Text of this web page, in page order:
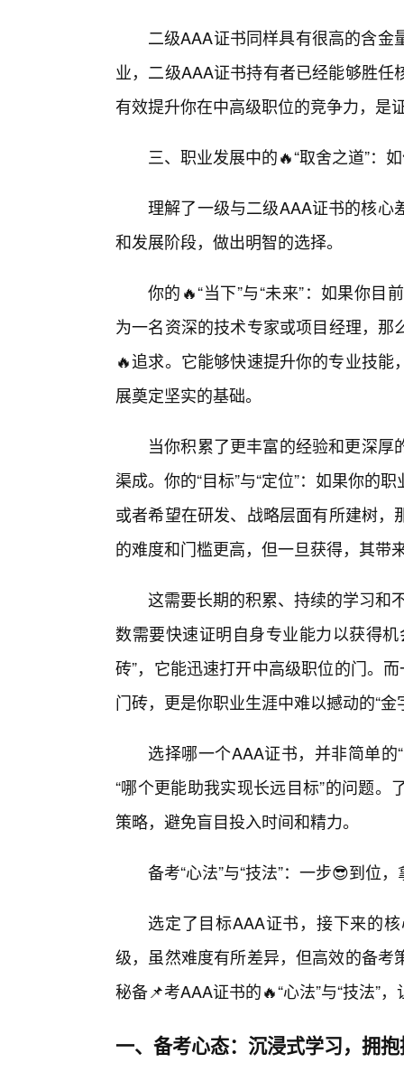
二级AAA证书同样具有很高的含
业，二级AAA证书持有者已经能够胜
有效提升你在中高级职位的竞争力，是
三、职业发展中的🔥“取舍之道”：
理解了一级与二级AAA证书的核心
和发展阶段，做出明智的选择。
你的🔥“当下”与“未来”：如果你
为一名资深的技术专家或项目经理，
🔥追求。它能够快速提升你的专业技
展奠定坚实的基础。
当你积累了更丰富的经验和更深
渠成。你的“目标”与“定位”：如果你的
或者希望在研发、战略层面有所建树
的难度和门槛更高，但一旦获得，其带
这需要长期的积累、持续的学习和
数需要快速证明自身专业能力以获得
砖”，它能迅速打开中高级职位的门。
门砖，更是你职业生涯中难以撼动的“
选择哪一个AAA证书，并非简单的
“哪个更能助我实现长远目标”的问题
策略，避免盲目投入时间和精力。
备考“心法”与“技法”：一步😎到位
选定了目标AAA证书，接下来的
级，虽然难度有所差异，但高效的备
秘备📌考AAA证书的🔥“心法”与“技法”
一、备考心态：沉浸式学习，拥